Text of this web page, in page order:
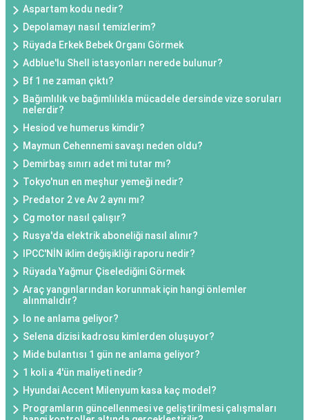
Aspartam kodu nedir?
Depolamayı nasıl temizlerim?
Rüyada Erkek Bebek Organı Görmek
Adblue'lu Shell istasyonları nerede bulunur?
Bf 1 ne zaman çıktı?
Bağımlılık ve bağımlılıkla mücadele dersinde vize soruları
nelerdir?
Hesiod ve humerus kimdir?
Maymun Cehennemi savaşı neden oldu?
Demirbaş sınırı adet mi tutar mı?
Tokyo'nun en meşhur yemeği nedir?
Predator 2 ve Av 2 aynı mı?
Cg motor nasıl çalışır?
Rusya'da elektrik aboneliği nasıl alınır?
IPCC'NİN iklim değişikliği raporu nedir?
Rüyada Yağmur Çiselediğini Görmek
Araç yangınlarından korunmak için hangi önlemler
alınmalıdır?
Io ne anlama geliyor?
Selena dizisi kadrosu kimlerden oluşuyor?
Mide bulantısı 1 gün ne anlama geliyor?
1 koli a 4'ün maliyeti nedir?
Hyundai Accent Milenyum kasa kaç model?
Programların güncellenmesi ve geliştirilmesi çalışmaları